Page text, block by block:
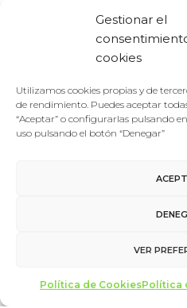
Gestionar el
cookies
Utilizamos cookies propias y de
de rendimiento. Puedes aceptar
“Aceptar” o configurarlas pulsando
uso pulsando el botón “Denegar”
VER
Política de CookiesPolítica
Foro De La Cultura
28/06/2018
Como periodista, José
medios como Diario 16, El
lainformacion.com,siempre